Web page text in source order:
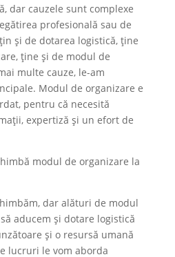
dar cauzele sunt complexe
profesională sau de
și de dotarea logistică, ține
ţine și de modul de
multe cauze, le-am
Modul de organizare e
pentru că necesită
expertiză și un efort de
modul de organizare la
dar alături de modul
aducem și dotare logistică
și o resursă umană
lucruri le vom aborda